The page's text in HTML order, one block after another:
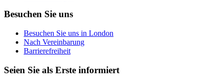
Besuchen Sie uns
Besuchen Sie uns in London
Nach Vereinbarung
Barrierefreiheit
Seien Sie als Erste informiert